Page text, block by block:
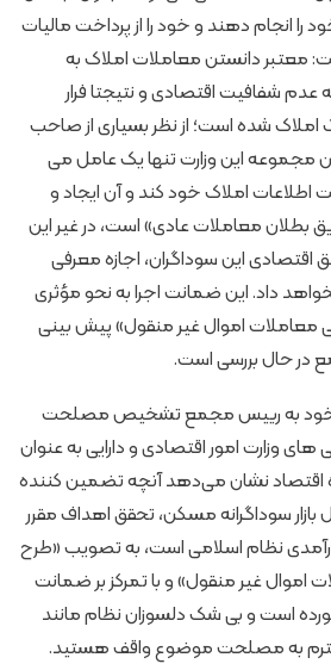
را انجام دهند و خود را از پرداخت مالیات
معتبر دانستن معاملات املاک به
عدم شفافیت اقتصادی و نتیجتا فرار
املاک شده است؛ از نظر بسیاری از صاحب
مجموعه این وزارت تنها یک عامل می
اطلاعات املاک خود کند و آن ایجاد و
بطلان معاملات عادی» است، در غیر این
این سوداگران، اجازه معرفی
داد. این ضمانت اجرا به نحو مؤثری
معاملات اموال غیر منقول» پیش بینی
در حال بررسی است.
خود به رییس مجمع تشخیص مصلحت
وزارت امور اقتصادی و دارایی به عنوان
اقتصاد نشان می‌دهد آنچه تضمین کننده
سوداگرانه مسکن، تحقق اهداف مقرر
نظام اسلامی است، به تصویب «طرح
اموال غیر منقول» و با تمرکز بر ضمانت
است و بی شک دلسوزان نظام مانند
به مصلحت موضوع واقف هستید.